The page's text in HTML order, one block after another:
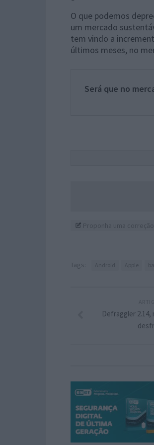
O que podemos
um mercado
tem vindo a
últimos meses, no
Será que no
Tags:
Defraggler